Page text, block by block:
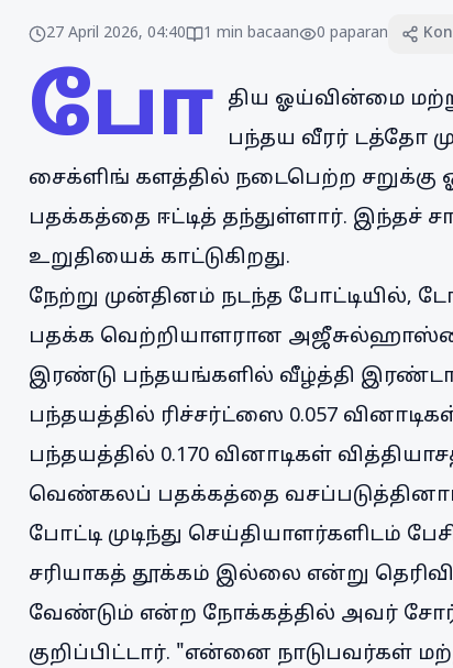
27 April 2026, 04:40 1 min bacaan 0 paparan
போ
திய ஓய்வின்மை
பந்தய வீரர் டத்தோ
சைக்ளிங் களத்தில் நடைபெற்ற சறுக்கு
பதக்கத்தை ஈட்டித் தந்துள்ளார். இந்தச்
உறுதியைக் காட்டுகிறது.
நேற்று முன்தினம் நடந்த போட்டியில்,
பதக்க வெற்றியாளரான
இரண்டு பந்தயங்களில் வீழ்த்தி
பந்தயத்தில் ரிச்சர்ட்ஸை 0.057
பந்தயத்தில் 0.170 வினாடிகள்
வெண்கலப் பதக்கத்தை
போட்டி முடிந்து செய்தியாளர்களிடம்
சரியாகத் தூக்கம் இல்லை என்று
வேண்டும் என்ற நோக்கத்தில் அவர்
குறிப்பிட்டார். "என்னை நாடுபவர்கள்